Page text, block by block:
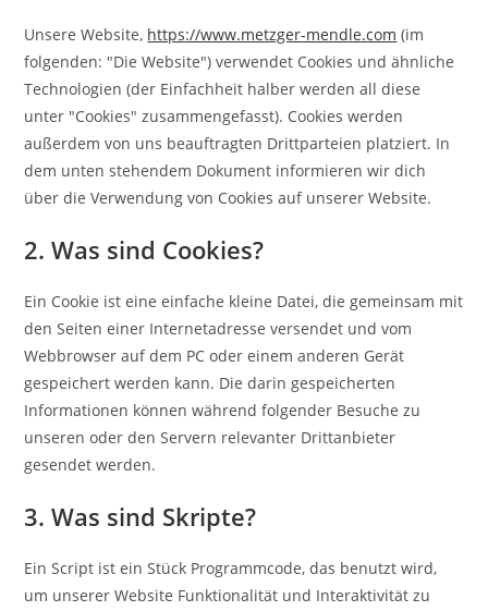
Unsere Website, https://www.metzger-mendle.com (im
folgenden: "Die Website") verwendet Cookies und ähnliche
Technologien (der Einfachheit halber werden all diese
unter "Cookies" zusammengefasst). Cookies werden
außerdem von uns beauftragten Drittparteien platziert. In
dem unten stehendem Dokument informieren wir dich
über die Verwendung von Cookies auf unserer Website.
2. Was sind Cookies?
Ein Cookie ist eine einfache kleine Datei, die gemeinsam mit
den Seiten einer Internetadresse versendet und vom
Webbrowser auf dem PC oder einem anderen Gerät
gespeichert werden kann. Die darin gespeicherten
Informationen können während folgender Besuche zu
unseren oder den Servern relevanter Drittanbieter
gesendet werden.
3. Was sind Skripte?
Ein Script ist ein Stück Programmcode, das benutzt wird,
um unserer Website Funktionalität und Interaktivität zu